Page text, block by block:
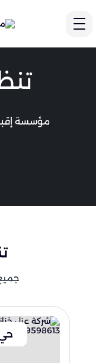
مؤسسة
حي